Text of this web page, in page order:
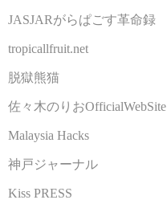
JASJARがらぱごす革命録
tropicallfruit.net
脱獄熊猫
佐々木のりおOfficialWebSite
Malaysia Hacks
神戸ジャーナル
Kiss PRESS